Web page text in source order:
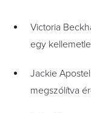
Victoria
egy
Jackie
megszólítva